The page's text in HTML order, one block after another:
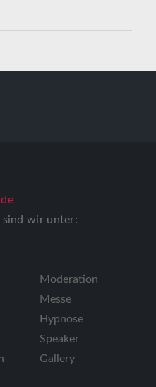
sind wir unter:
Moderation
Messe
Hypnose
Speaker
Gallery